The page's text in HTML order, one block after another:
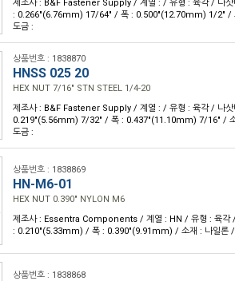
제조사 : B&F Fastener Supply / 계열 : / 유형 : 육각 / 나
: 0.266"(6.76mm) 17/64" / 폭 : 0.500"(12.70mm) 1/2" /
도금 :
상품번호 : 1838870
HNSS 025 20
HEX NUT 7/16" STN STEEL 1/4-20
제조사 : B&F Fastener Supply / 계열 : / 유형 : 육각 / 나
0.219"(5.56mm) 7/32" / 폭 : 0.437"(11.10mm) 7/16" / 소
도금 :
상품번호 : 1838869
HN-M6-01
HEX NUT 0.390" NYLON M6
제조사 : Essentra Components / 계열 : HN / 유형 : 육각
: 0.210"(5.33mm) / 폭 : 0.390"(9.91mm) / 소재 : 나일론 /
상품번호 : 1838868